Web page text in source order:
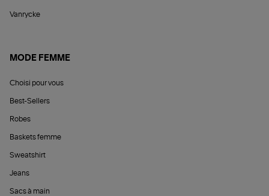
Vanrycke
MODE FEMME
Choisi pour vous
Best-Sellers
Robes
Baskets femme
Sweatshirt
Jeans
Sacs à main